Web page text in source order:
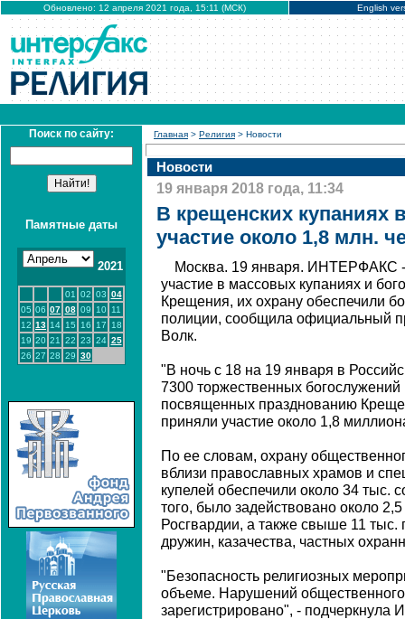
Обновлено: 12 апреля 2021 года, 15:11 (МСК) English
Поиск по сайту:
Памятные даты
2021
01 02 03 04
05 06 07 08 09 10
11
12 13 14 15 16 17
18
19 20 21 22 23 24 25
26 27 28 29 30
Главная > Религия > Новости
Новости
19 января 2018 года, 11:34
В крещенских купаниях
участие около 1,8 млн.
Москва. 19 января. ИНТЕРФАКС -
участие в массовых купаниях и
Крещения, их охрану обеспечили
полиции, сообщила официальный
Волк.
"В ночь с 18 на 19 января в
7300 торжественных
посвященных празднованию
приняли участие около 1,8
По ее словам, охрану
вблизи православных храмов и
купелей обеспечили около 34 тыс.
того, было задействовано около
Росгвардии, а также свыше 11 тыс.
дружин, казачества, частных
"Безопасность религиозных
объеме. Нарушений
зарегистрировано", - подчеркнула